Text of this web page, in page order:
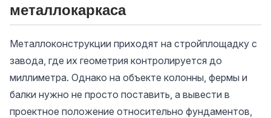
металлокаркаса
Металлоконструкции приходят на стройплощадку с
завода, где их геометрия контролируется до
миллиметра. Однако на объекте колонны, фермы и
балки нужно не просто поставить, а вывести в
проектное положение относительно фундаментов,